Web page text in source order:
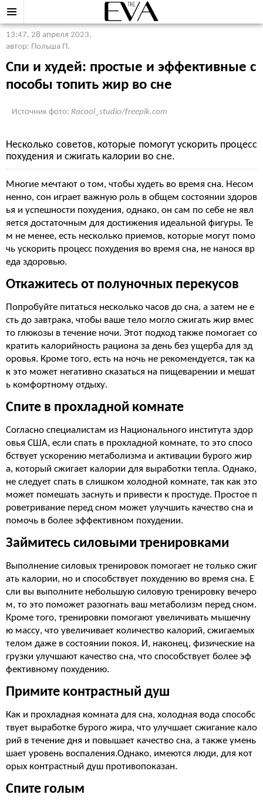
13:47, 28 апреля 2023,
автор: Польша П.
Спи и худей: простые и эффективные с
пособы топить жир во сне
Источник фото: Racool_studio/freepik.com
Несколько советов, которые помогут ускорить процесс
похудения и сжигать калории во сне.
Многие мечтают о том, чтобы худеть во время сна. Несом
ненно, сон играет важную роль в общем состоянии здоров
ья и успешности похудения, однако, он сам по себе не явл
яется достаточным для достижения идеальной фигуры. Те
м не менее, есть несколько приемов, которые могут помо
чь ускорить процесс похудения во время сна, не нанося вр
еда здоровью.
Откажитесь от полуночных перекусов
Попробуйте питаться несколько часов до сна, а затем не е
сть до завтрака, чтобы ваше тело могло сжигать жир вмес
то глюкозы в течение ночи. Этот подход также помогает со
кратить калорийность рациона за день без ущерба для зд
оровья. Кроме того, есть на ночь не рекомендуется, так ка
к это может негативно сказаться на пищеварении и мешат
ь комфортному отдыху.
Спите в прохладной комнате
Согласно специалистам из Национального института здор
овья США, если спать в прохладной комнате, то это спосо
бствует ускорению метаболизма и активации бурого жир
а, который сжигает калории для выработки тепла. Однако,
не следует спать в слишком холодной комнате, так как это
может помешать заснуть и привести к простуде. Простое п
роветривание перед сном может улучшить качество сна и
помочь в более эффективном похудении.
Займитесь силовыми тренировками
Выполнение силовых тренировок помогает не только сжиг
ать калории, но и способствует похудению во время сна. Е
сли вы выполните небольшую силовую тренировку вечеро
м, то это поможет разогнать ваш метаболизм перед сном.
Кроме того, тренировки помогают увеличивать мышечну
ю массу, что увеличивает количество калорий, сжигаемых
телом даже в состоянии покоя. И, наконец, физические на
грузки улучшают качество сна, что способствует более эф
фективному похудению.
Примите контрастный душ
Как и прохладная комната для сна, холодная вода способс
твует выработке бурого жира, что улучшает сжигание кало
рий в течение дня и повышает качество сна, а также умень
шает уровень воспаления.Однако, имеются люди, для кот
орых контрастный душ противопоказан.
Спите голым